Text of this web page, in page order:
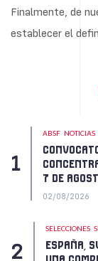
Finalmente, de
establecer el
ABSF NOTICIAS
7 DE
02/08/2026
SELECCIONES
ESPAÑA,